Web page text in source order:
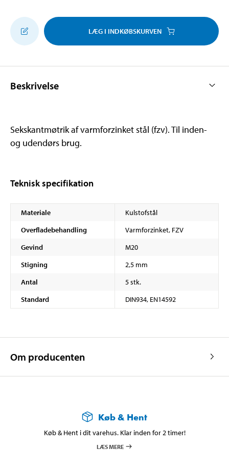
LÆG I INDKØBSKURVEN
Beskrivelse
Sekskantmøtrik af varmforzinket stål (fzv). Til inden-
og udendørs brug.
Teknisk specifikation
Materiale
Kulstofstål
Overfladebehandling
Varmforzinket, FZV
Gevind
M20
Stigning
2,5 mm
Antal
5 stk.
Standard
DIN934, EN14592
Om producenten
Køb & Hent
Køb & Hent i dit varehus. Klar inden for 2 timer!
LÆS MERE